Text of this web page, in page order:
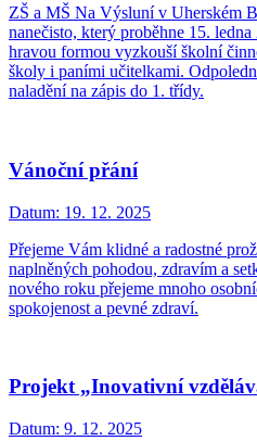
ZŠ a MŠ Na Výsluní v Uherském
nanečisto, který proběhne 15.
hravou formou vyzkouší školní
školy i paními učitelkami.
naladění na zápis do 1. třídy.
Vánoční přání
Datum: 19. 12. 2025
Přejeme Vám klidné a radostné
naplněných pohodou, zdravím a
nového roku přejeme mnoho
spokojenost a pevné zdraví.
Projekt „Inovativní
Datum: 9. 12. 2025